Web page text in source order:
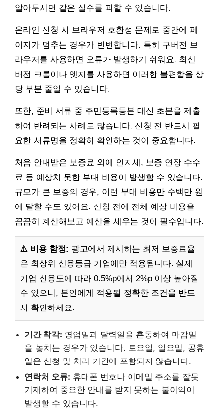
알아두시면 같은 실수를 피할 수 있습니다.
온라인 신청 시 브라우저 호환성 문제로 중간에 페
이지가 멈추는 경우가 빈번합니다. 특히 구버전 브
라우저를 사용하면 오류가 발생하기 쉬워요. 최신
버전 크롬이나 엣지를 사용하면 이러한 불편함을 상
당 부분 줄일 수 있습니다.
또한, 준비 서류 중 주민등록등본 대신 초본을 제출
하여 반려되는 사례도 많습니다. 신청 전 반드시 필
요한 서류명을 정확히 확인하는 것이 중요합니다.
처음 안내받은 보증료 외에 인지세, 보증 연장 수수
료 등 예상치 못한 부대 비용이 발생할 수 있습니다.
규모가 큰 보증의 경우, 이런 부대 비용만 수백만 원
에 달할 수도 있어요. 신청 전에 전체 예상 비용을
꼼꼼히 계산해보고 예산을 세우는 것이 필수입니다.
⚠️ 비용 함정: 광고에서 제시하는 최저 보증료율
은 최상위 신용등급 기업에만 적용됩니다. 실제
기업 신용도에 따라 0.5%p에서 2%p 이상 높아질
수 있으니, 본인에게 적용될 정확한 조건을 반드
시 확인하세요.
기간 착각: 영업일과 달력일을 혼동하여 마감일
을 놓치는 경우가 있습니다. 토요일, 일요일, 공휴
일은 신청 및 처리 기간에 포함되지 않습니다.
연락처 오류: 휴대폰 번호나 이메일 주소를 잘못
기재하여 중요한 안내를 받지 못하는 불이익이
발생할 수 있습니다.